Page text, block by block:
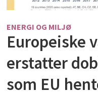
ENERGI OG MILJØ
Europeiske
erstatter
som EU